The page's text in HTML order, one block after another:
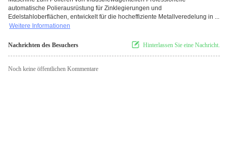
automatische Polierausrüstung für Zinklegierungen und
Edelstahloberflächen, entwickelt für die hocheffiziente Metallveredelung in ...
Weitere Informationen
Nachrichten des Besuchers Hinterlassen Sie eine Nachricht.
Noch keine öffentlichen Kommentare